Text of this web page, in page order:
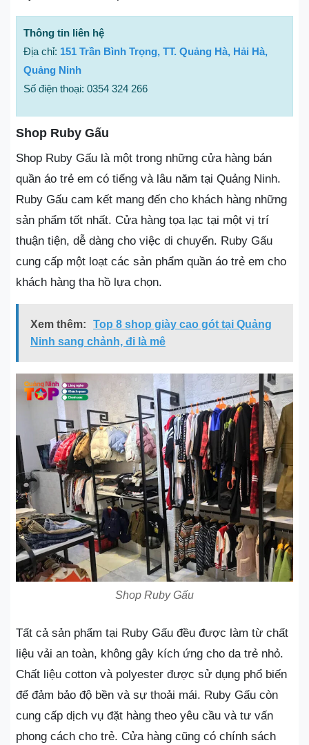
Thông tin liên hệ
Địa chỉ: 151 Trần Bình Trọng, TT. Quảng Hà, Hải Hà,
Quảng Ninh
Số điện thoại: 0354 324 266
Shop Ruby Gấu
Shop Ruby Gấu là một trong những cửa hàng bán
quần áo trẻ em có tiếng và lâu năm tại Quảng Ninh.
Ruby Gấu cam kết mang đến cho khách hàng những
sản phẩm tốt nhất. Cửa hàng tọa lạc tại một vị trí
thuận tiện, dễ dàng cho việc di chuyển. Ruby Gấu
cung cấp một loạt các sản phẩm quần áo trẻ em cho
khách hàng tha hồ lựa chọn.
Xem thêm:
Top 8 shop giày cao gót tại Quảng
Ninh sang chảnh, đi là mê
Shop Ruby Gấu
Tất cả sản phẩm tại Ruby Gấu đều được làm từ chất
liệu vải an toàn, không gây kích ứng cho da trẻ nhỏ.
Chất liệu cotton và polyester được sử dụng phổ biến
để đảm bảo độ bền và sự thoải mái. Ruby Gấu còn
cung cấp dịch vụ đặt hàng theo yêu cầu và tư vấn
phong cách cho trẻ. Cửa hàng cũng có chính sách